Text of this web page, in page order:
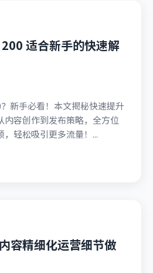
适合新手的快速解
新手必看！本文揭秘快速提升
内容创作到发布策略，全方位
轻松吸引更多流量！...
容精细化运营细节做